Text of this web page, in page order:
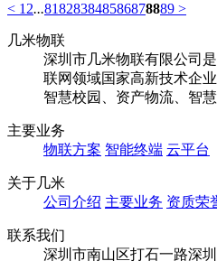
< 1 2...818283848586878889 >
几米物联
深圳市几米物联有限公司
联网领域国家高新技术企
智慧校园、资产物流、智
主要业务
物联方案 智能终端 云平台
关于几米
公司介绍 主要业务 资质荣
联系我们
深圳市南山区打石一路深